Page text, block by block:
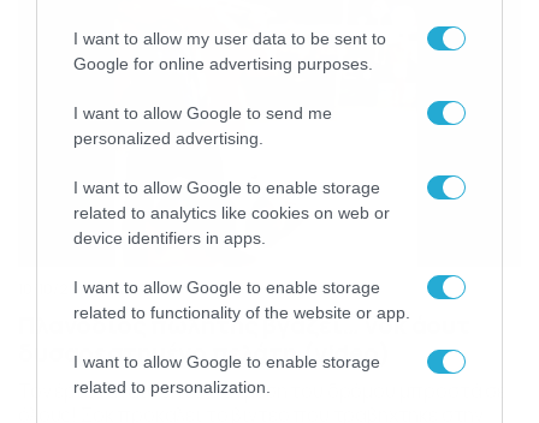
I want to allow my user data to be sent to
Google for online advertising purposes.
I want to allow Google to send me
personalized advertising.
I want to allow Google to enable storage
related to analytics like cookies on web or
device identifiers in apps.
I want to allow Google to enable storage
related to functionality of the website or app.
I want to allow Google to enable storage
related to personalization.
10/10/2018 12:27
Πλανόδιος πωλητής βγάζει… νοκ άουτ
δυσαρεστημένο πελάτη (video)
Τον έριξε αναίσθητο στη μέση του δρόμου μπροστά σε